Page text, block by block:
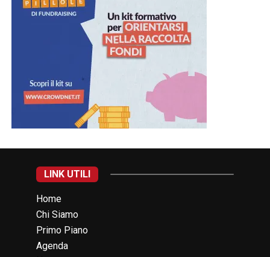
LINK UTILI
Home
Chi Siamo
Primo Piano
Agenda